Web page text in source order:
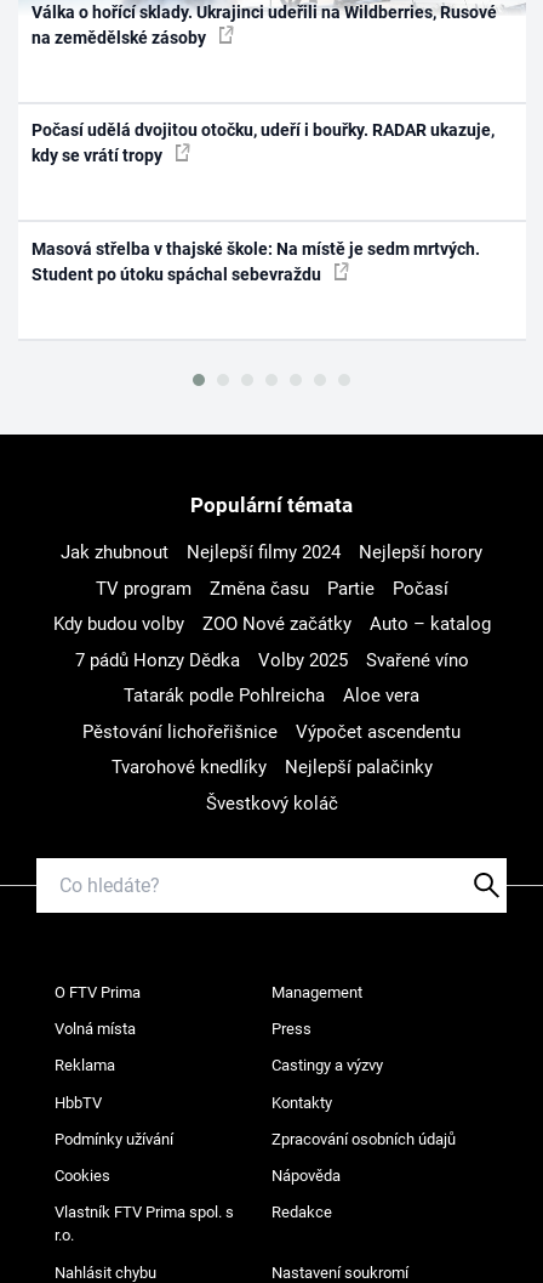
Válka o hořící sklady. Ukrajinci udeřili na Wildberries, Rusové
na zemědělské zásoby
Počasí udělá dvojitou otočku, udeří i bouřky. RADAR ukazuje,
kdy se vrátí tropy
Masová střelba v thajské škole: Na místě je sedm mrtvých.
Student po útoku spáchal sebevraždu
Populární témata
Jak zhubnout Nejlepší filmy 2024
Nejlepší horory
TV program
Změna času Partie
Počasí
Kdy budou volby
ZOO Nové začátky
Auto – katalog
7 pádů Honzy Dědka
Volby 2025
Svařené víno
Tatarák podle Pohlreicha
Aloe vera
Pěstování lichořeřišnice
Výpočet ascendentu
Tvarohové knedlíky
Nejlepší palačinky
Švestkový koláč
O FTV Prima Management
Volná místa Press
Reklama Castingy a výzvy
HbbTV Kontakty
Podmínky užívání Zpracování osobních údajů
Cookies Nápověda
Vlastník FTV Prima spol. s
r.o.
Redakce
Nahlásit chybu Nastavení soukromí